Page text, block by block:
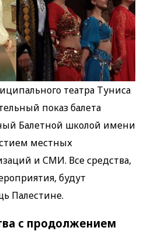
театра Туниса
показ балета
Балетной школой имени
местных
и СМИ. Все средства,
будут
Палестине.
с продолжением